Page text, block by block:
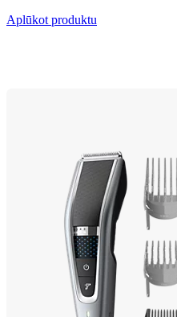
Aplūkot produktu